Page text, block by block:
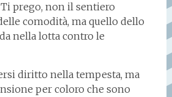
Ti prego, non il sentiero
comodità, ma quello dello
nella lotta contro le
diritto nella tempesta, ma
per coloro che sono